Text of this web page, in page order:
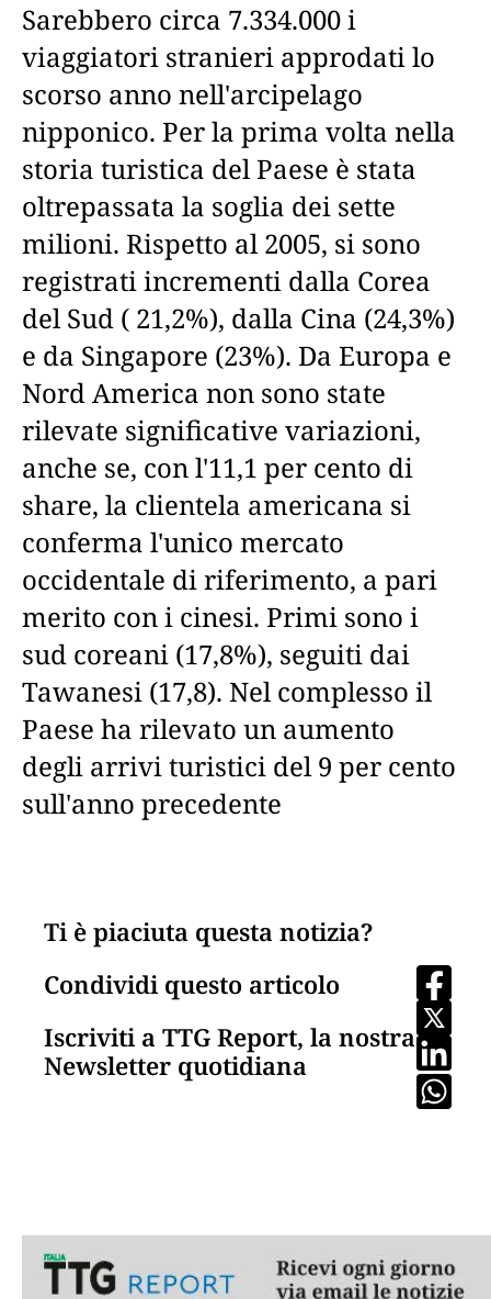
Sarebbero circa 7.334.000 i
viaggiatori stranieri approdati lo
scorso anno nell'arcipelago
nipponico. Per la prima volta nella
storia turistica del Paese è stata
oltrepassata la soglia dei sette
milioni. Rispetto al 2005, si sono
registrati incrementi dalla Corea
del Sud ( 21,2%), dalla Cina (24,3%)
e da Singapore (23%). Da Europa e
Nord America non sono state
rilevate significative variazioni,
anche se, con l'11,1 per cento di
share, la clientela americana si
conferma l'unico mercato
occidentale di riferimento, a pari
merito con i cinesi. Primi sono i
sud coreani (17,8%), seguiti dai
Tawanesi (17,8). Nel complesso il
Paese ha rilevato un aumento
degli arrivi turistici del 9 per cento
sull'anno precedente
Ti è piaciuta questa notizia?
Condividi questo articolo
Iscriviti a TTG Report, la nostra
Newsletter quotidiana